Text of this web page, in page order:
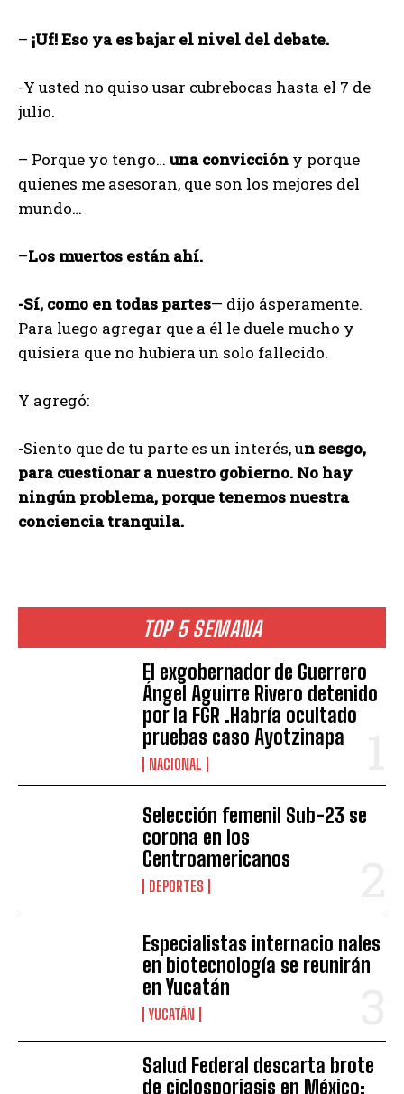
TOP 5 SEMANA
El exgobernador de Guerrero
Ángel Aguirre Rivero detenido
por la FGR .Habría ocultado
pruebas caso Ayotzinapa
NACIONAL
Selección femenil Sub-23 se
corona en los
Centroamericanos
DEPORTES
Especialistas internacio nales
en biotecnología se reunirán
en Yucatán
YUCATÁN
Salud Federal descarta brote
de ciclosporiasis en México;
– ¡Uf! Eso ya es bajar el nivel del debate.
-Y usted no quiso usar cubrebocas hasta el 7 de
julio.
– Porque yo tengo… una convicción y porque
quienes me asesoran, que son los mejores del
mundo…
–Los muertos están ahí.
-Sí, como en todas partes— dijo ásperamente.
Para luego agregar que a él le duele mucho y
quisiera que no hubiera un solo fallecido.
Y agregó:
-Siento que de tu parte es un interés, un sesgo,
para cuestionar a nuestro gobierno. No hay
ningún problema, porque tenemos nuestra
conciencia tranquila.